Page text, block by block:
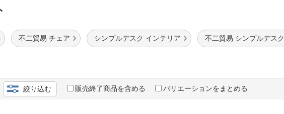
カテゴリ一覧からさがす
ご利用ガイド
店舗情報・店舗一覧
不二貿易 チェア シンプルデスク インテリア 不二貿易 シンプルデスク
絞り込む 販売終了商品を含める バリエーションをまとめる